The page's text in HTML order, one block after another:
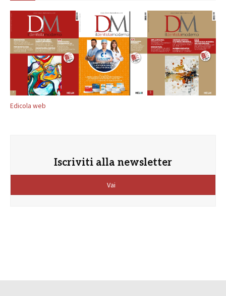
Edicola web
Iscriviti alla newsletter
Vai